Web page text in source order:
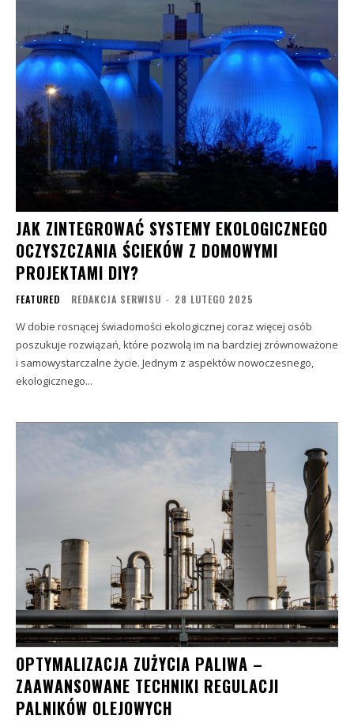
JAK ZINTEGROWAĆ SYSTEMY EKOLOGICZNEGO
OCZYSZCZANIA ŚCIEKÓW Z DOMOWYMI
PROJEKTAMI DIY?
FEATURED REDAKCJA SERWISU - 28 LUTEGO 2025
W dobie rosnącej świadomości ekologicznej coraz więcej osób
poszukuje rozwiązań, które pozwolą im na bardziej zrównoważone
i samowystarczalne życie. Jednym z aspektów nowoczesnego,
ekologicznego...
OPTYMALIZACJA ZUŻYCIA PALIWA –
ZAAWANSOWANE TECHNIKI REGULACJI
PALNIKÓW OLEJOWYCH